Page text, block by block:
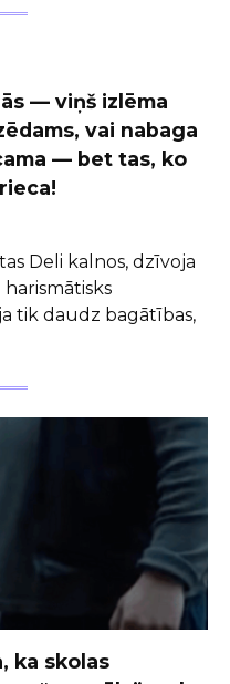
— viņš izlēma
vai nabaga
— bet tas, ko
Deli kalnos, dzīvoja
tik daudz bagātības,
ka skolas